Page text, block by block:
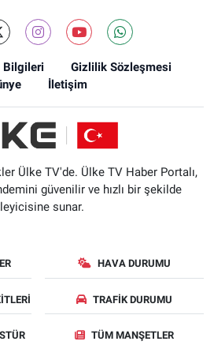
Bilgileri
Gizlilik Sözleşmesi
İletişim
Ülke TV'de. Ülke TV Haber Portalı,
güvenilir ve hızlı bir şekilde
sunar.
HAVA DURUMU
TRAFIK DURUMU
TÜM MANŞETLER